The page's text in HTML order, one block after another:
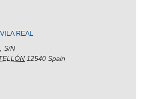
REAL
S/N
12540 Spain